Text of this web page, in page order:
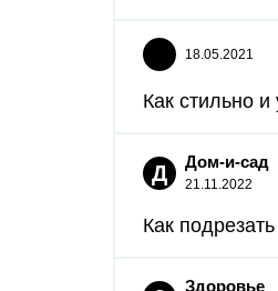
18.05.2021
Как стильно
Д Дом-и-сад
21.11.2022
Как
Здоровье